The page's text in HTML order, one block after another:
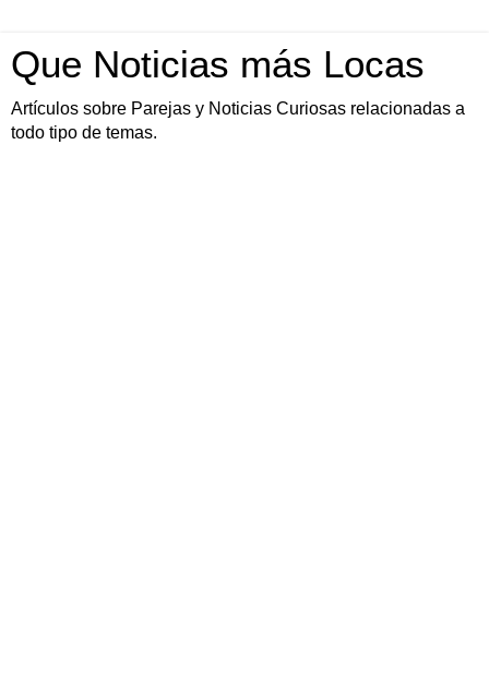
Que Noticias más Locas
Artículos sobre Parejas y Noticias Curiosas relacionadas a
todo tipo de temas.